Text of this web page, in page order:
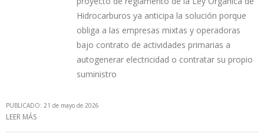
Hidrocarburos ya anticipa la solución porque
obliga a las empresas mixtas y operadoras
bajo contrato de actividades primarias a
autogenerar electricidad o contratar su propio
suministro
PUBLICADO: 21 de mayo de 2026
LEER MÁS